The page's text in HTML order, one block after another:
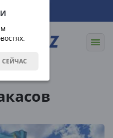
СЕЙЧАС